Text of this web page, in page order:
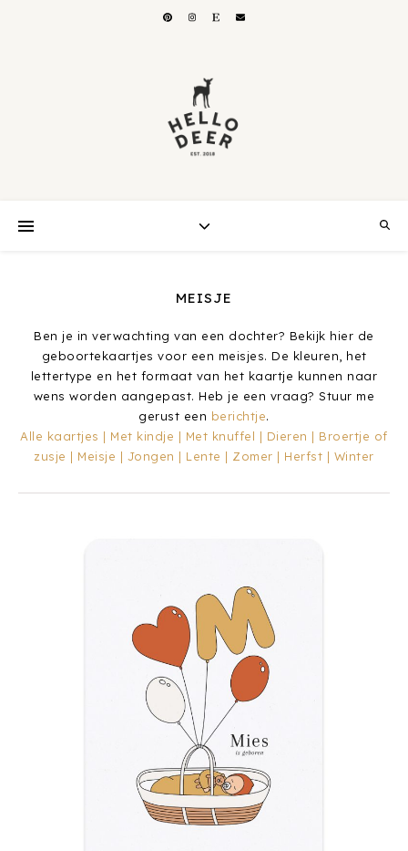
MEISJE
Ben je in verwachting van een dochter? Bekijk hier de
geboortekaartjes voor een meisjes. De kleuren, het
lettertype en het formaat van het kaartje kunnen naar
wens worden aangepast. Heb je een vraag? Stuur me
gerust een berichtje.
Alle kaartjes | Met kindje | Met knuffel | Dieren | Broertje of
zusje | Meisje | Jongen | Lente | Zomer | Herfst | Winter